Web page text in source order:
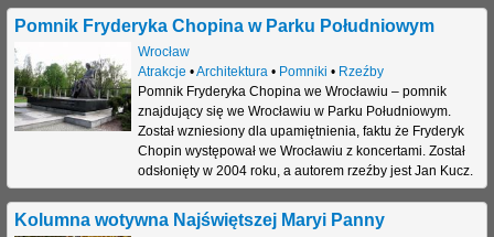
Pomnik Fryderyka Chopina w Parku Południowym
Wrocław
Atrakcje •Architektura• Pomniki • Rzeźby
Pomnik Fryderyka Chopina we Wrocławiu – pomnik
znajdujący się we Wrocławiu w Parku Południowym.
Został wzniesiony dla upamiętnienia, faktu że Fryderyk
Chopin występował we Wrocławiu z koncertami. Został
odsłonięty w 2004 roku, a autorem rzeźby jest Jan Kucz.
Kolumna wotywna Najświętszej Maryi Panny